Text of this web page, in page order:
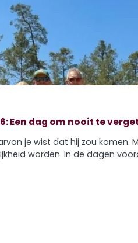
Een dag om nooit te
je wist dat hij zou
worden. In de dagen